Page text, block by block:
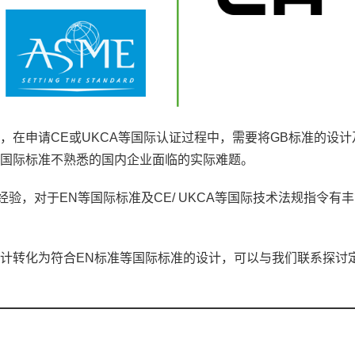
在申请CE或UKCA等国际认证过程中，需要将GB标准的设计
际标准不熟悉的国内企业面临的实际难题。
验，对于EN等国际标准及CE/ UKCA等国际技术法规指令有
转化为符合EN标准等国际标准的设计，可以与我们联系探讨